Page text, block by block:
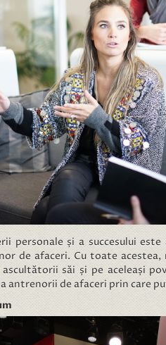
personale și a succesului
de afaceri. Cu toate
săi și pe aceleași
antrenorii de afaceri prin care